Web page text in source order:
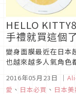
HELLO
手禮就買這個
變身面膜最近在日本
也越來越多人氣角色
布丁狗、
2016年05月23日 ｜
愛 、 日本必買 、 日本美